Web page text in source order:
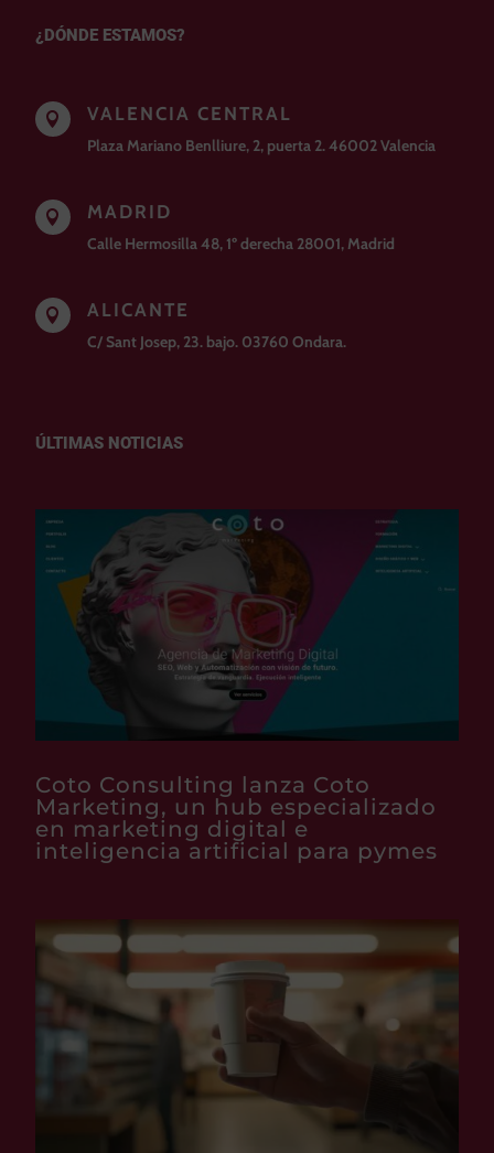
¿DÓNDE ESTAMOS?
 VALENCIA CENTRAL
Plaza Mariano Benlliure, 2, puerta 2. 46002 Valencia
 MADRID
Calle Hermosilla 48, 1º derecha 28001, Madrid
 ALICANTE
C/ Sant Josep, 23. bajo. 03760 Ondara.
ÚLTIMAS NOTICIAS
Coto Consulting lanza Coto
Marketing, un hub especializado
en marketing digital e
inteligencia artificial para pymes